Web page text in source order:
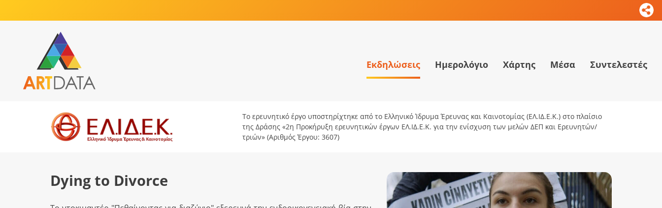
Εκδηλώσεις Ημερολόγιο Χάρτης Μέσα Συντελεστές
Το ερευνητικό έργο υποστηρίχτηκε από το Ελληνικό Ίδρυμα Έρευνας και Καινοτομίας (ΕΛ.ΙΔ.Ε.Κ.) στο πλαίσιο
της Δράσης «2η Προκήρυξη ερευνητικών έργων ΕΛ.ΙΔ.Ε.Κ. για την ενίσχυση των μελών ΔΕΠ και Ερευνητών/
τριών» (Αριθμός Έργου: 3607)
Dying to Divorce